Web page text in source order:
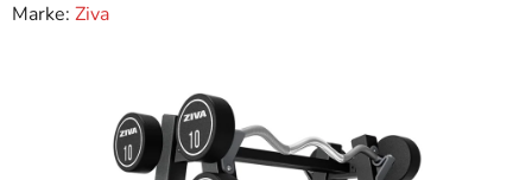
Marke: Ziva